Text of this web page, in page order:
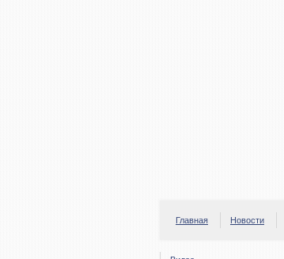
Главная Новости